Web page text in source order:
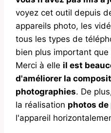
voyez cet outil depuis
appareils photo, les
tous les types de
bien plus important que
Merci à elle il est
d'améliorer la
photographies. De
la réalisation photos de
l'appareil